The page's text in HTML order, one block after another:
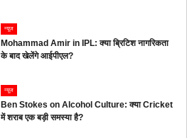
न्यूज
Mohammad Amir in IPL: क्या ब्रिटिश नागरिकता
के बाद खेलेंगे आईपीएल?
न्यूज
Ben Stokes on Alcohol Culture: क्या Cricket
में शराब एक बड़ी समस्या है?